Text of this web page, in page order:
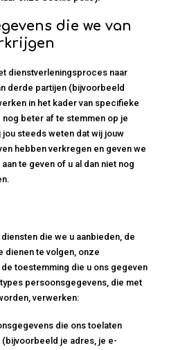
die we van
dienstverleningsproces naar
derde partijen (bijvoorbeeld
in het kader van specifieke
beter af te stemmen op je
steeds weten dat wij jouw
hebben verkregen en geven we
te geven of u al dan niet nog
die we u aanbieden, de
dienen te volgen, onze
toestemming die u ons gegeven
persoonsgegevens, die met
verwerken:
die ons toelaten
je adres, je e-